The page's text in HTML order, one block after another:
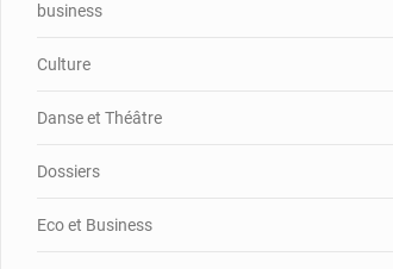
business
Culture
Danse et Théâtre
Dossiers
Eco et Business